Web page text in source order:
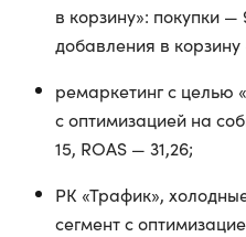
в корзину»: покупки —
добавления в
ремаркетинг с целью
с оптимизацией на
15, ROAS — 31,26;
РК «Трафик»,
сегмент с